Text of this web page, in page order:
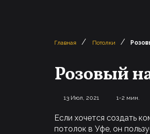
Главная / Потолки /
Розовый
13 Июл, 2021 1-2 мин.
Если хочется создать
потолок в Уфе, он